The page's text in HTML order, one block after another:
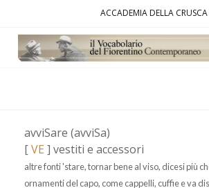
ACCADEMIA DELLA CRUSCA
avviSare (avviSa)
[VE ] vestiti e accessori
altre fonti 'stare, tornar bene al viso, dicesi più
ornamenti del capo, come cappelli, cuffie e va